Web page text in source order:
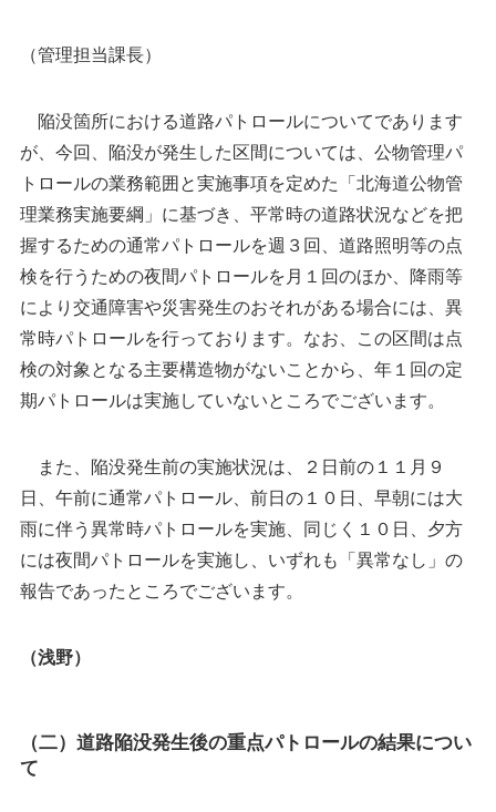
（管理担当課長）
陥没箇所における道路パトロールについてであります
が、今回、陥没が発生した区間については、公物管理パ
トロールの業務範囲と実施事項を定めた「北海道公物管
理業務実施要綱」に基づき、平常時の道路状況などを把
握するための通常パトロールを週３回、道路照明等の点
検を行うための夜間パトロールを月１回のほか、降雨等
により交通障害や災害発生のおそれがある場合には、異
常時パトロールを行っております。なお、この区間は点
検の対象となる主要構造物がないことから、年１回の定
期パトロールは実施していないところでございます。
また、陥没発生前の実施状況は、２日前の１１月９
日、午前に通常パトロール、前日の１０日、早朝には大
雨に伴う異常時パトロールを実施、同じく１０日、夕方
には夜間パトロールを実施し、いずれも「異常なし」の
報告であったところでございます。
（浅野）
（二）道路陥没発生後の重点パトロールの結果につい
て